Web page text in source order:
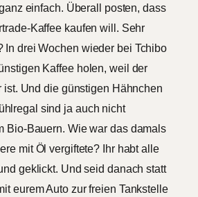
einfach. Überall posten, dass
Kaffee kaufen will. Sehr
In drei Wochen wieder bei Tchibo
Kaffee holen, weil der
ist. Und die günstigen Hähnchen
sind ja auch nicht
Bio-Bauern. Wie war das damals
mit Öl vergiftete? Ihr habt alle
geklickt. Und seid danach statt
eurem Auto zur freien Tankstelle